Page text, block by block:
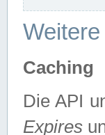
Caching
Die API
Expires